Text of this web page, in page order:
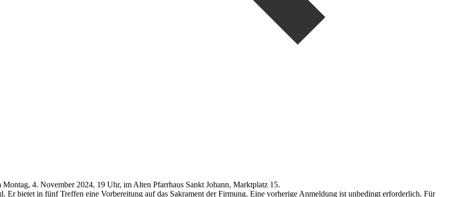
4. November 2024, 19 Uhr, im Alten Pfarrhaus Sankt Johann, Marktplatz 15.
Er bietet in fünf Treffen eine Vorbereitung auf das Sakrament der Firmung. Eine vorherige Anmeldung ist unbedingt erforderlich. Für